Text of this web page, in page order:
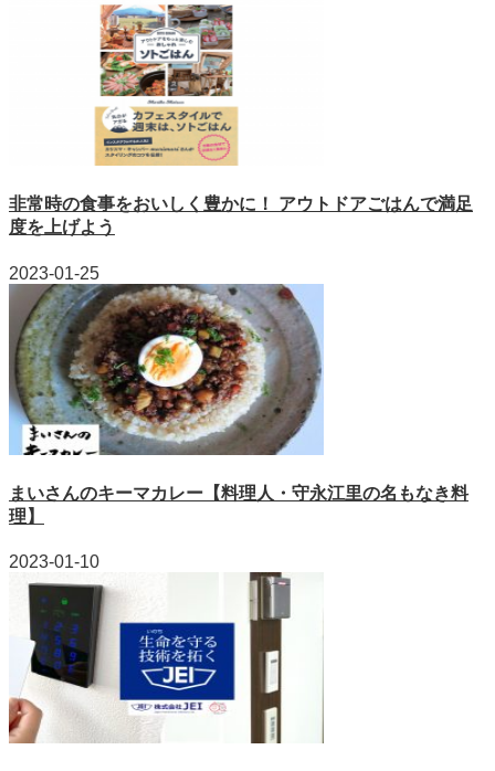
非常時の食事をおいしく豊かに！ アウトドアごはんで満足
度を上げよう
2023-01-25
まいさんのキーマカレー【料理人・守永江里の名もなき料
理】
2023-01-10